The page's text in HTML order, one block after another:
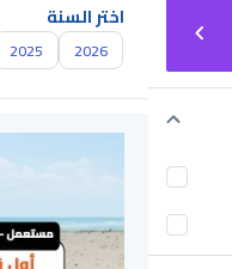
اختر السنة
2026
2025